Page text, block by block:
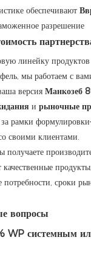
обеспечивают
разрешение
линейку
мы работаем с
версия Манкозеб
и рыночные
за рамки
своими клиентами.
качественные
сроки
вопросы
WP системным